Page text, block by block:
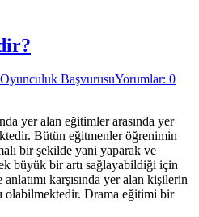
Oyunculuk BaşvurusuYorumlar: 0
yer alan eğitimler arasında yer
Bütün eğitmenler öğrenimin
bir şekilde yani yaparak ve
büyük bir artı sağlayabildiği için
karşısında yer alan kişilerin
olabilmektedir. Drama eğitimi bir